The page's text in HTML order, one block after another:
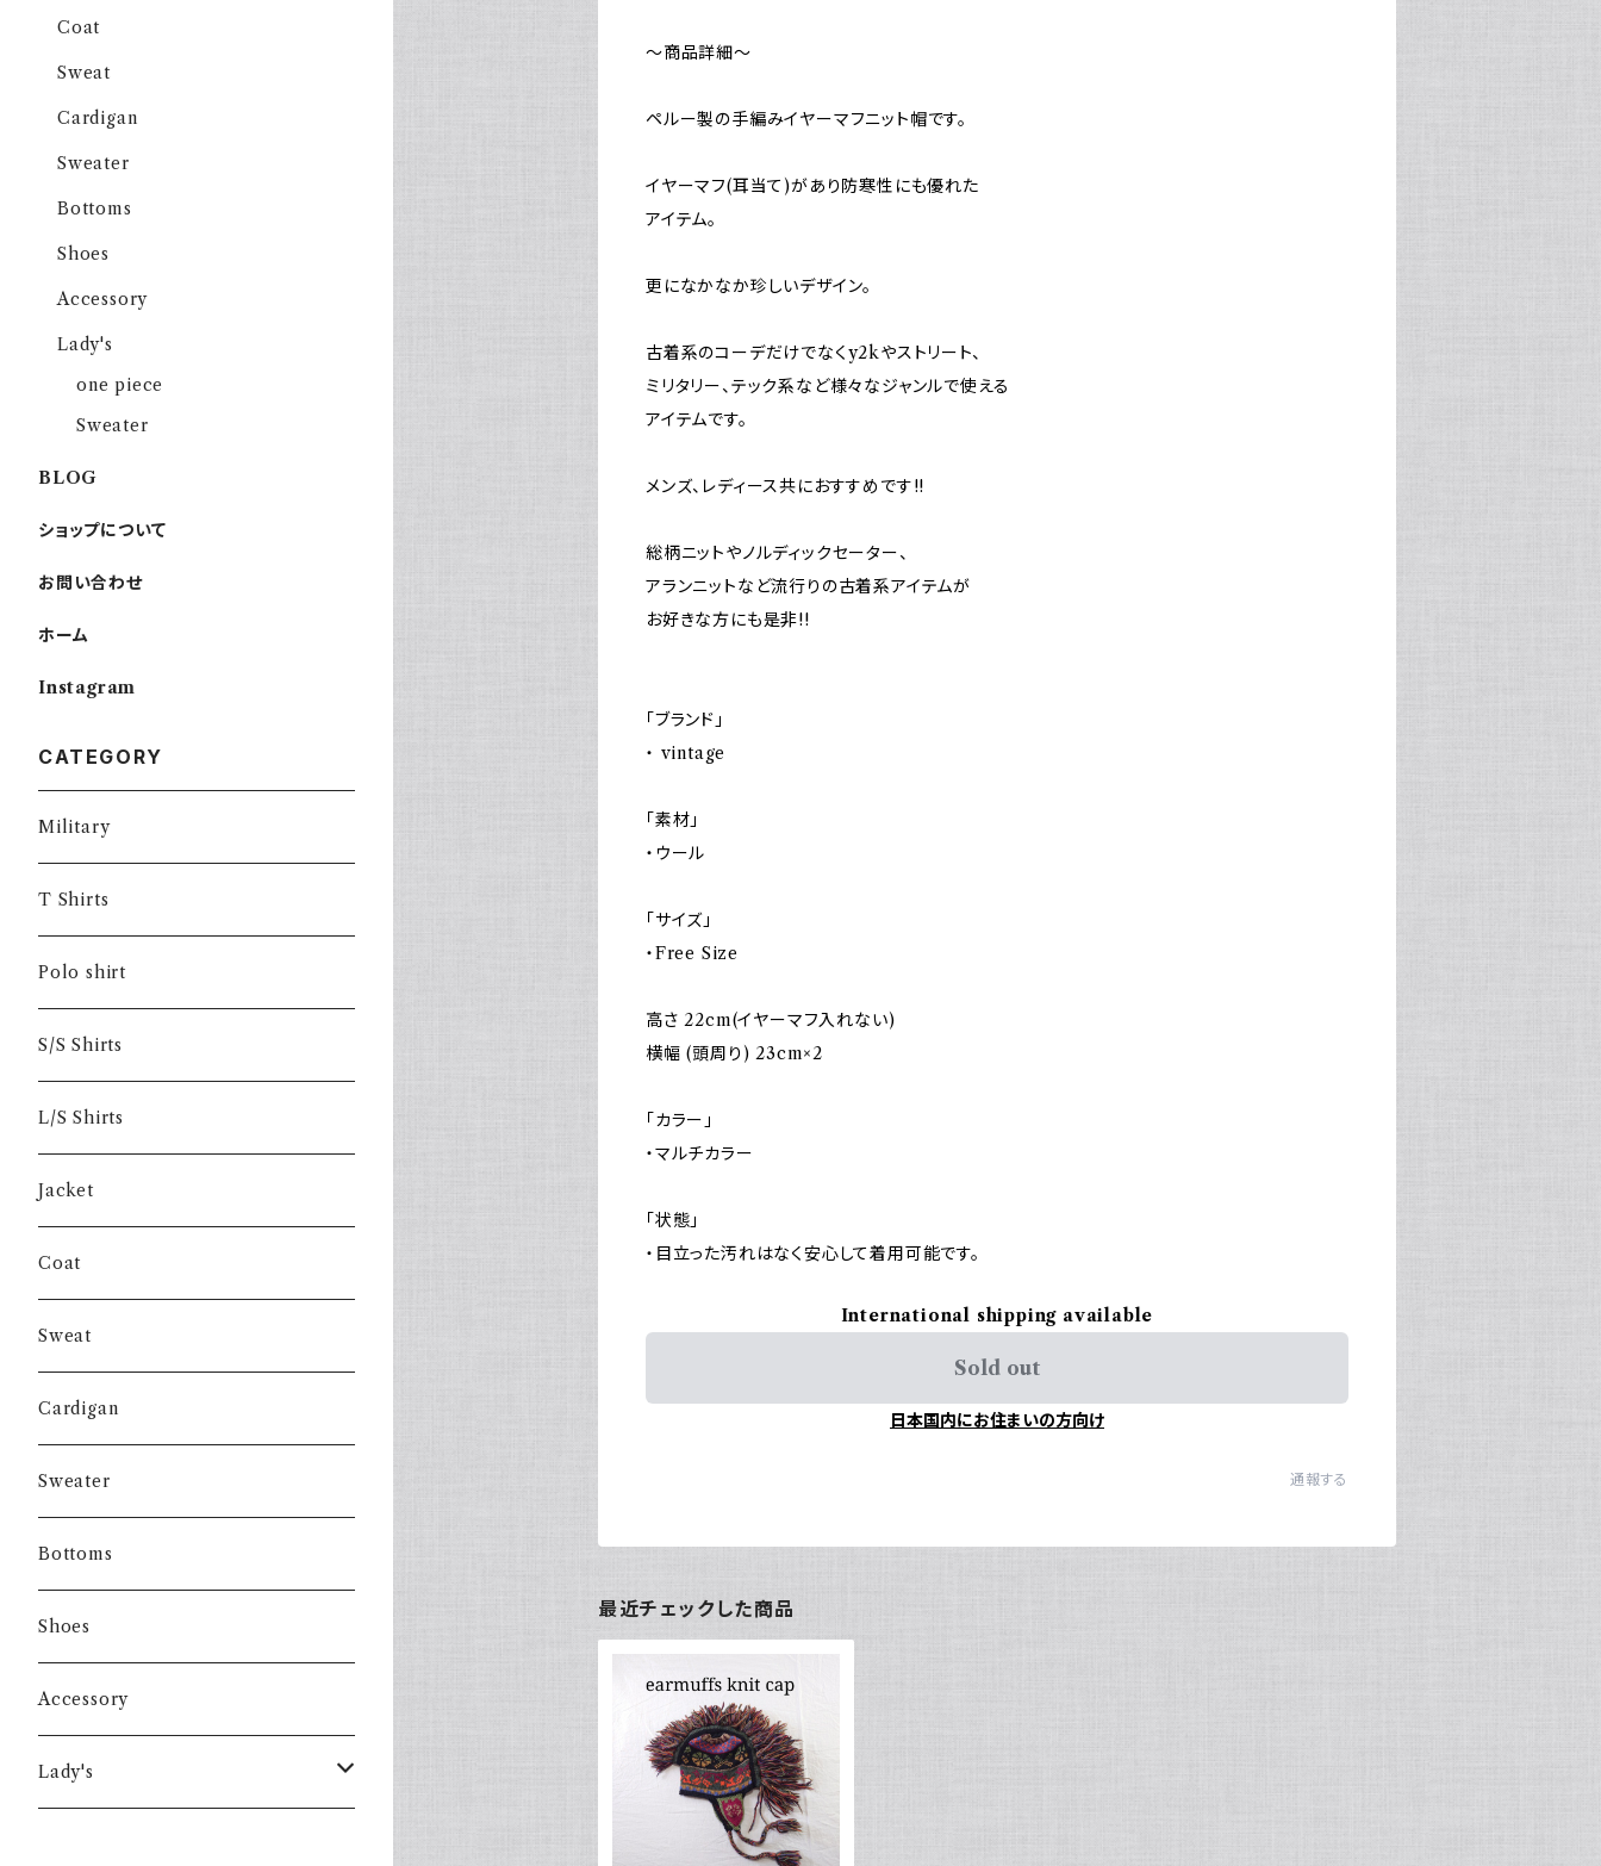
～商品詳細～
ペルー製の手編みイヤーマフニット帽です。
イヤーマフ(耳当て)があり防寒性にも優れた
アイテム。
更になかなか珍しいデザイン。
古着系のコーデだけでなくy2kやストリート、
ミリタリー、テック系など様々なジャンルで使える
アイテムです。
メンズ、レディース共におすすめです!!
総柄ニットやノルディックセーター、
アランニットなど流行りの古着系アイテムが
お好きな方にも是非!!
「ブランド」
・ vintage
「素材」
・ウール
「サイズ」
・Free Size
高さ 22cm(イヤーマフ入れない)
横幅 (頭周り) 23cm×2
「カラー」
・マルチカラー
「状態」
・目立った汚れはなく安心して着用可能です。
International shipping available
Sold out
日本国内にお住まいの方向け
通報する
最近チェックした商品
Coat
Sweat
Cardigan
Sweater
Bottoms
Shoes
Accessory
Lady's
one piece
Sweater
BLOG
ショップについて
お問い合わせ
ホーム
Instagram
CATEGORY
Military
T Shirts
Polo shirt
S/S Shirts
L/S Shirts
Jacket
Coat
Sweat
Cardigan
Sweater
Bottoms
Shoes
Accessory
Lady's